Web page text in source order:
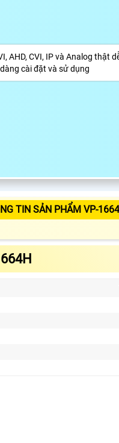
AHD, CVI, IP và Analog thật
cài đặt và sử dụng
TIN SẢN PHẨM VP-